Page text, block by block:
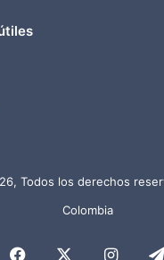
Todos los derechos
Colombia
Facebook